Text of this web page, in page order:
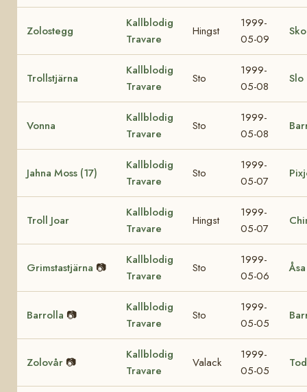
Zolostegg
Kallblodig
Travare
Hingst
1999-
05-09
Trollstjärna
Kallblodig
Travare
Sto
1999-
05-08
Slo
Vonna
Kallblodig
Travare
Sto
1999-
05-08
Jahna Moss (17)
Kallblodig
Travare
Sto
1999-
05-07
Troll Joar
Kallblodig
Travare
Hingst
1999-
05-07
Grimstastjärna 📷
Kallblodig
Travare
Sto
1999-
05-06
Barrolla 📷
Kallblodig
Travare
Sto
1999-
05-05
Zolovår 📷
Kallblodig
Travare
Valack
1999-
05-05